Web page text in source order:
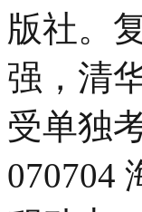
版社。
强，清
受单独
070704